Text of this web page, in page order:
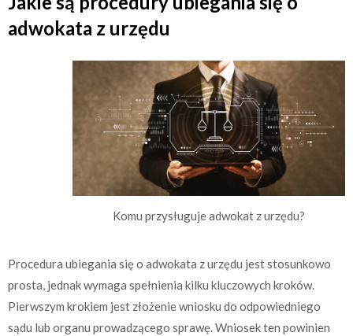
adwokata z urzędu
Komu przysługuje adwokat z urzędu?
Procedura ubiegania się o adwokata z urzędu jest stosunkowo
prosta, jednak wymaga spełnienia kilku kluczowych kroków.
Pierwszym krokiem jest złożenie wniosku do odpowiedniego
sądu lub organu prowadzącego sprawę. Wniosek ten powinien